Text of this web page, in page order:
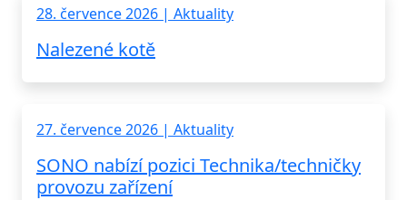
28. července 2026 | Aktuality
Nalezené kotě
27. července 2026 | Aktuality
SONO nabízí pozici Technika/techničky
provozu zařízení